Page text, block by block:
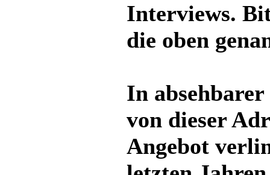
Interviews.
die oben
In
von dieser
Angebot